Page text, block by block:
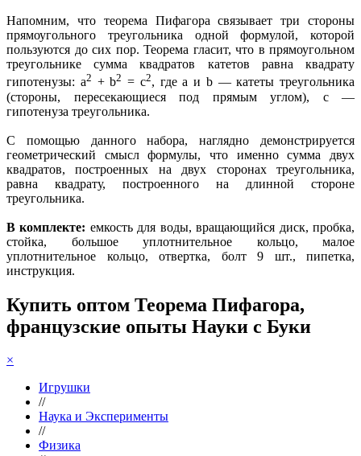
Напомним, что теорема Пифагора связывает три стороны
прямоугольного треугольника одной формулой, которой
пользуются до сих пор. Теорема гласит, что в прямоугольном
треугольнике сумма квадратов катетов равна квадрату
гипотенузы: a2 + b2 = c2, где a и b — катеты треугольника
(стороны, пересекающиеся под прямым углом), с —
гипотенуза треугольника.
С помощью данного набора, наглядно демонстрируется
геометрический смысл формулы, что именно сумма двух
квадратов, построенных на двух сторонах треугольника,
равна квадрату, построенного на длинной стороне
треугольника.
В комплекте: емкость для воды, вращающийся диск, пробка,
стойка, большое уплотнительное кольцо, малое
уплотнительное кольцо, отвертка, болт 9 шт., пипетка,
инструкция.
Купить оптом Теорема Пифагора,
французские опыты Науки с Буки
×
Игрушки
//
Наука и Эксперименты
//
Физика